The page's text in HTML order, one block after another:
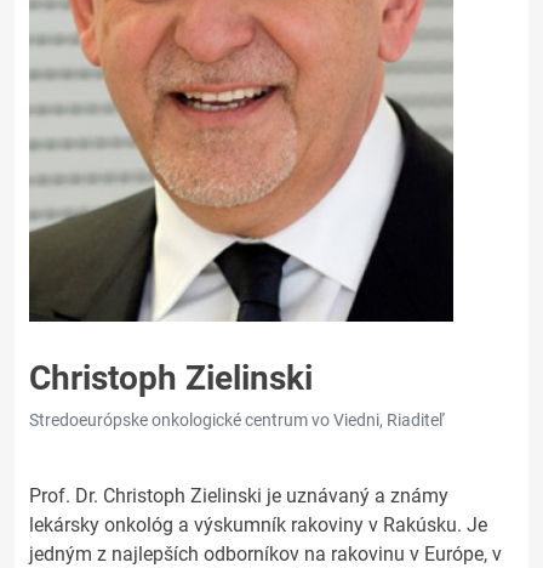
Christoph Zielinski
Stredoeurópske onkologické centrum vo Viedni, Riaditeľ
Prof. Dr. Christoph Zielinski je uznávaný a známy
lekársky onkológ a výskumník rakoviny v Rakúsku. Je
jedným z najlepších odborníkov na rakovinu v Európe, v